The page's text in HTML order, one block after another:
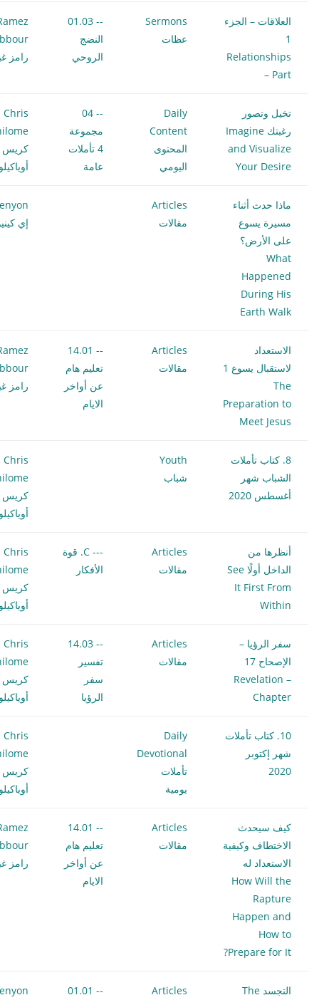
العلاقات – الجزء
1
Relationships
– Part
Sermons
عظات
-- 01.03
النضج
الروحي
رامز
تخيل وتصور
رغبتك Imagine
and Visualize
Your Desire
Daily
Content
المحتوى
اليومي
-- 04
مجموعة
4 تأملات
عامة
Chris
كريس
ماذا حدث أثناء
مسيرة يسوع
على الأرض؟
What
Happened
During His
Earth Walk
Articles
مقالات
إي
الاستعداد
لاستقبال يسوع 1
The
Preparation to
Meet Jesus
Articles
مقالات
-- 14.01
تعليم هام
عن أواخر
الايام
رامز
8. كتاب تأملات
الشباب شهر
أغسطس 2020
Youth
شباب
Chris
كريس
أنظرها من
الداخل أولًا See
It First From
Within
Articles
مقالات
--- C. قوة
الأفكار
Chris
كريس
سفر الرؤيا –
الإصحاح 17
Revelation –
Chapter
Articles
مقالات
-- 14.03
تفسير
سفر
الرؤيا
Chris
كريس
10. كتاب تأملات
شهر إكتوبر
2020
Daily
Devotional
تأملات
يومية
Chris
كريس
كيف سيحدث
الاختطاف وكيفية
الاستعداد له
How Will the
Rapture
Happen and
How to
Prepare for It?
Articles
مقالات
-- 14.01
تعليم هام
عن أواخر
الايام
رامز
التجسد The
Articles
-- 01.01